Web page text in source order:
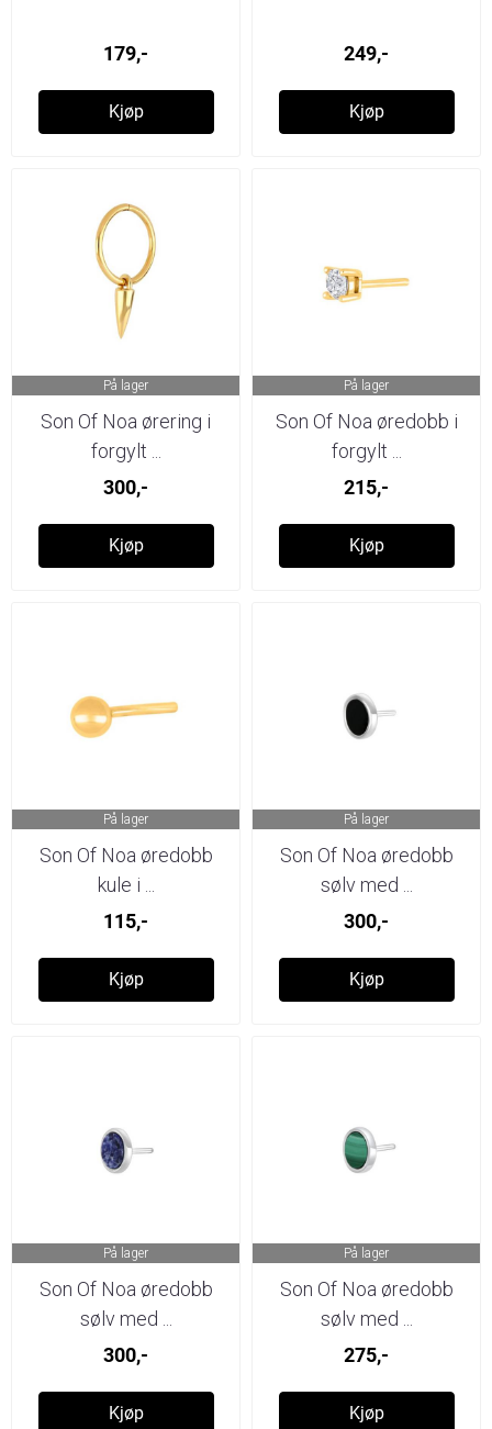
179,-
Kjøp
249,-
Kjøp
På lager
Son Of Noa ørering i
forgylt ...
300,-
Kjøp
På lager
Son Of Noa øredobb i
forgylt ...
215,-
Kjøp
På lager
Son Of Noa øredobb
kule i ...
115,-
Kjøp
På lager
Son Of Noa øredobb
sølv med ...
300,-
Kjøp
På lager
Son Of Noa øredobb
sølv med ...
300,-
Kjøp
På lager
Son Of Noa øredobb
sølv med ...
275,-
Kjøp